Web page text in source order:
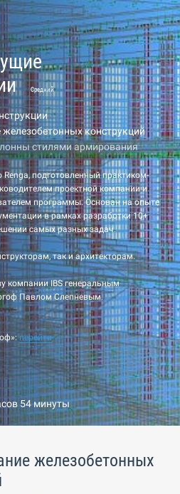
Средний
конструкций
стилями армирования
Renga, подготовленный практиком-
проектной компании и
программы. Основан на опыте
в рамках разработки 10+
самых разных задач.
так и архитекторам.
компании IBS генеральным
Павлом Слепневым.
перейти
54 минуты
железобетонных